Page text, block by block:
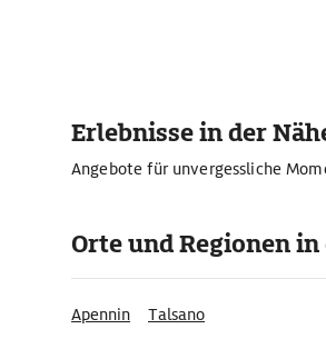
Erlebnisse in der
Angebote für unvergessliche
Orte und Regionen
Apennin Talsano